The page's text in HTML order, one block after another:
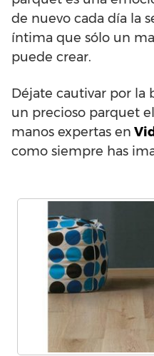
de nuevo cada día la
íntima que sólo un
puede crear.
Déjate cautivar por la
un precioso parquet
manos expertas en
como siempre has